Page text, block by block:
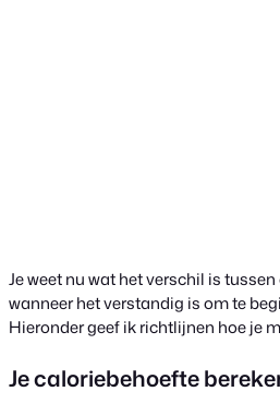
Je weet nu wat het verschil is
wanneer het verstandig is om te
Hieronder geef ik richtlijnen hoe je
Je caloriebehoefte